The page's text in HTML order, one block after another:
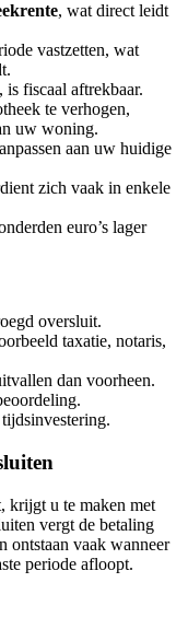
, wat direct leidt
vastzetten, wat
fiscaal aftrekbaar.
te verhogen,
uw woning.
aan uw huidige
zich vaak in enkele
euro’s lager
oversluit.
taxatie, notaris,
dan voorheen.
krijgt u te maken met
vergt de betaling
ontstaan vaak wanneer
periode afloopt.